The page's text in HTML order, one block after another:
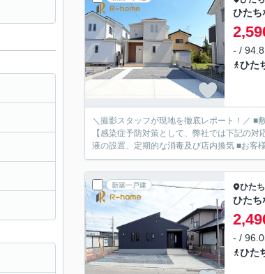
ひた
- /
ひた
＼撮影スタッフが現地を徹底レポート！／ ■
【感染症予防対策として、弊社では下記の
液の設置、定期的な消毒及び店内換気 ■お客
新築一戸建 ひた
ひた
- /
ひた